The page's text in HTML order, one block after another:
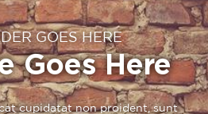
GOES HERE
Goes Here
cupidatat non proident, sunt